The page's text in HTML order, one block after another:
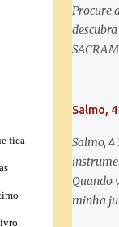
fica
ó doce e
nós
dignos
Procure
coração
sem Vós
Glória
Salmo,
Salmo, 4
Quando
minha